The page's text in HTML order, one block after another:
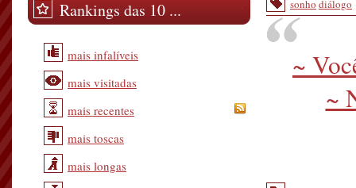
sonho diálogo
~
~
Rankings das 10 ...
mais infalíveis
mais visitadas
mais recentes
mais toscas
mais longas